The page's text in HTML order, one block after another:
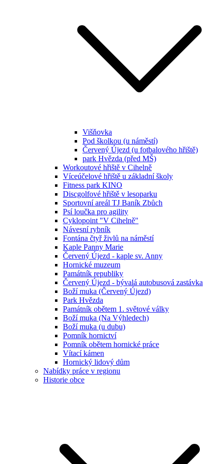
Višňovka
Pod školkou (u náměstí)
Červený Újezd (u fotbalového hřiště)
park Hvězda (před MŠ)
Workoutové hřiště v Cihelně
Víceúčelové hřiště u základní školy
Fitness park KINO
Discgolfové hřiště v lesoparku
Sportovní areál TJ Baník Zbůch
Psí loučka pro agility
Cyklopoint "V Cihelně"
Návesní rybník
Fontána čtyř živlů na náměstí
Kaple Panny Marie
Červený Újezd - kaple sv. Anny
Hornické muzeum
Památník republiky
Červený Újezd - bývalá autobusová zastávka
Boží muka (Červený Újezd)
Park Hvězda
Památník obětem 1. světové války
Boží muka (Na Výhledech)
Boží muka (u dubu)
Pomník hornictví
Pomník obětem hornické práce
Vítací kámen
Hornický lidový dům
Nabídky práce v regionu
Historie obce